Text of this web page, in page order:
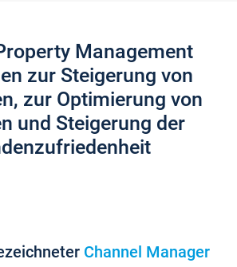
Management
zur Steigerung von
zur Optimierung von
und Steigerung der
Channel Manager